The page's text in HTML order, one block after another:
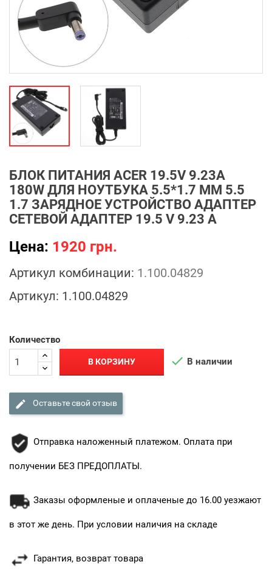
БЛОК ПИТАНИЯ ACER 19.5V 9.23A
180W ДЛЯ НОУТБУКА 5.5*1.7 ММ 5.5
1.7 ЗАРЯДНОЕ УСТРОЙСТВО АДАПТЕР
СЕТЕВОЙ АДАПТЕР 19.5 V 9.23 A
Цена: 1920 грн.
Артикул комбинации: 1.100.04829
Артикул: 1.100.04829
Количество
В КОРЗИНУ  В наличии
Оставьте свой отзыв
Отправка наложенный платежом. Оплата при
получении БЕЗ ПРЕДОПЛАТЫ.
Заказы оформленые и оплаченые до 16.00 уезжают
в этот же день. При условии наличия на складе
Гарантия, возврат товара